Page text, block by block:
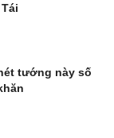
tướng này số